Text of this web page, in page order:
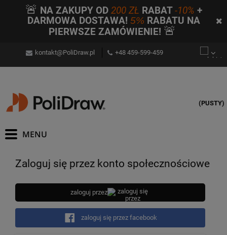
🚨 NA ZAKUPY OD200 ZŁ RABAT-10% +
DARMOWA DOSTAWA! 5% RABATU NA
PIERWSZE ZAMÓWIENIE! 🚨
kontakt@PoliDraw.pl +48 459-599-459
(PUSTY)
Zaloguj się przez konto społecznościowe
zaloguj przez
zaloguj się przez facebook